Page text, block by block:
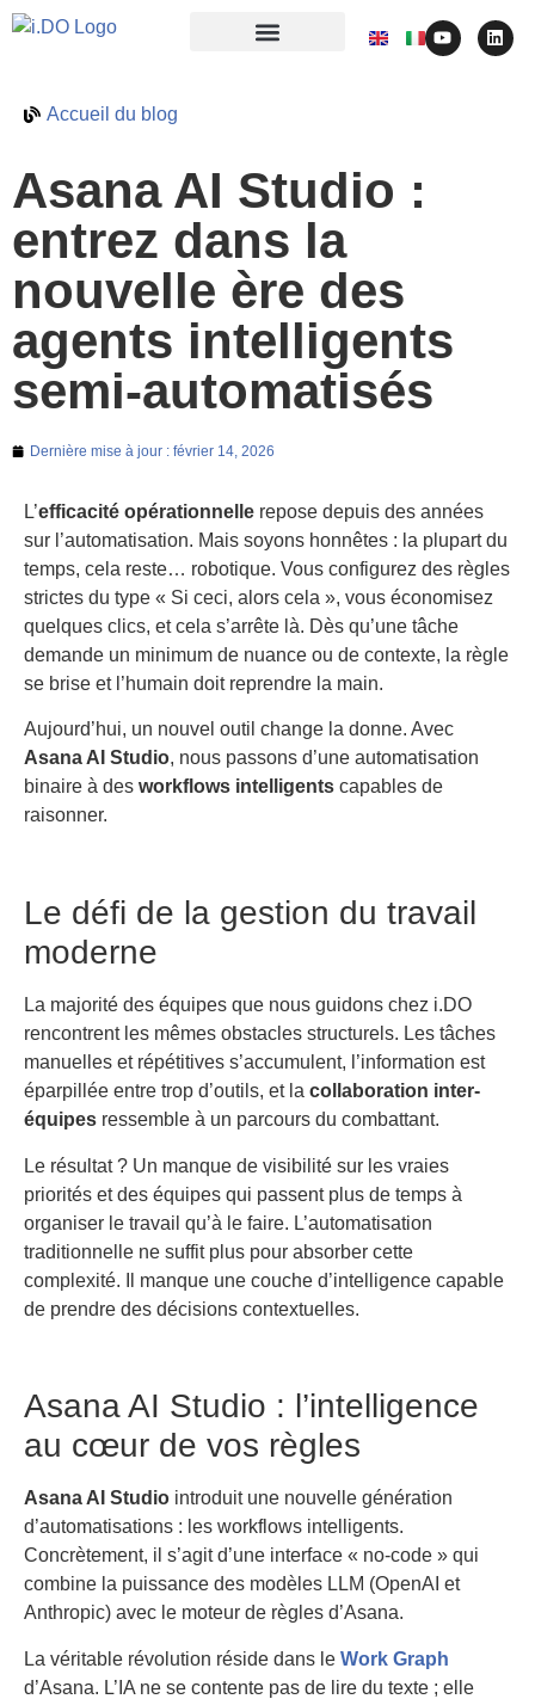
Accueil du blog
Asana AI Studio :
entrez dans la
nouvelle ère des
agents intelligents
semi-automatisés
Dernière mise à jour : février 14, 2026
L’efficacité opérationnelle repose depuis des années
sur l’automatisation. Mais soyons honnêtes : la plupart du
temps, cela reste… robotique. Vous configurez des règles
strictes du type « Si ceci, alors cela », vous économisez
quelques clics, et cela s’arrête là. Dès qu’une tâche
demande un minimum de nuance ou de contexte, la règle
se brise et l’humain doit reprendre la main.
Aujourd’hui, un nouvel outil change la donne. Avec
Asana AI Studio, nous passons d’une automatisation
binaire à des workflows intelligents capables de
raisonner.
Le défi de la gestion du travail
moderne
La majorité des équipes que nous guidons chez i.DO
rencontrent les mêmes obstacles structurels. Les tâches
manuelles et répétitives s’accumulent, l’information est
éparpillée entre trop d’outils, et la collaboration inter-
équipes ressemble à un parcours du combattant.
Le résultat ? Un manque de visibilité sur les vraies
priorités et des équipes qui passent plus de temps à
organiser le travail qu’à le faire. L’automatisation
traditionnelle ne suffit plus pour absorber cette
complexité. Il manque une couche d’intelligence capable
de prendre des décisions contextuelles.
Asana AI Studio : l’intelligence
au cœur de vos règles
Asana AI Studio introduit une nouvelle génération
d’automatisations : les workflows intelligents.
Concrètement, il s’agit d’une interface « no-code » qui
combine la puissance des modèles LLM (OpenAI et
Anthropic) avec le moteur de règles d’Asana.
La véritable révolution réside dans le Work Graph
d’Asana. L’IA ne se contente pas de lire du texte ; elle